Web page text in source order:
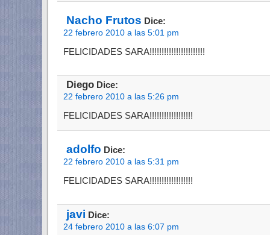
Nacho Frutos Dice:
22 febrero 2010 a las 5:01 pm
FELICIDADES SARA!!!!!!!!!!!!!!!!!!!!!!!
Diego Dice:
22 febrero 2010 a las 5:26 pm
FELICIDADES SARA!!!!!!!!!!!!!!!!!!
adolfo Dice:
22 febrero 2010 a las 5:31 pm
FELICIDADES SARA!!!!!!!!!!!!!!!!!!
javi Dice:
24 febrero 2010 a las 6:07 pm